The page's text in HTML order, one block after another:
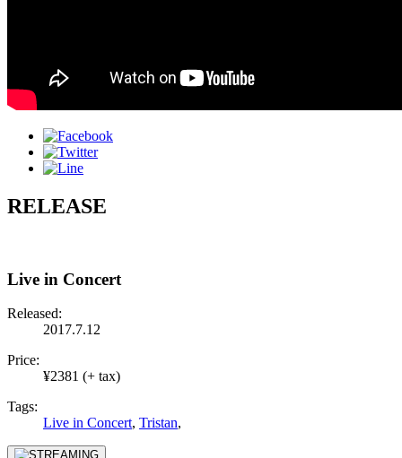
RELEASE
Live in Concert
Released:
2017.7.12
Price:
¥2381 (+ tax)
Tags:
Live in Concert, Tristan,